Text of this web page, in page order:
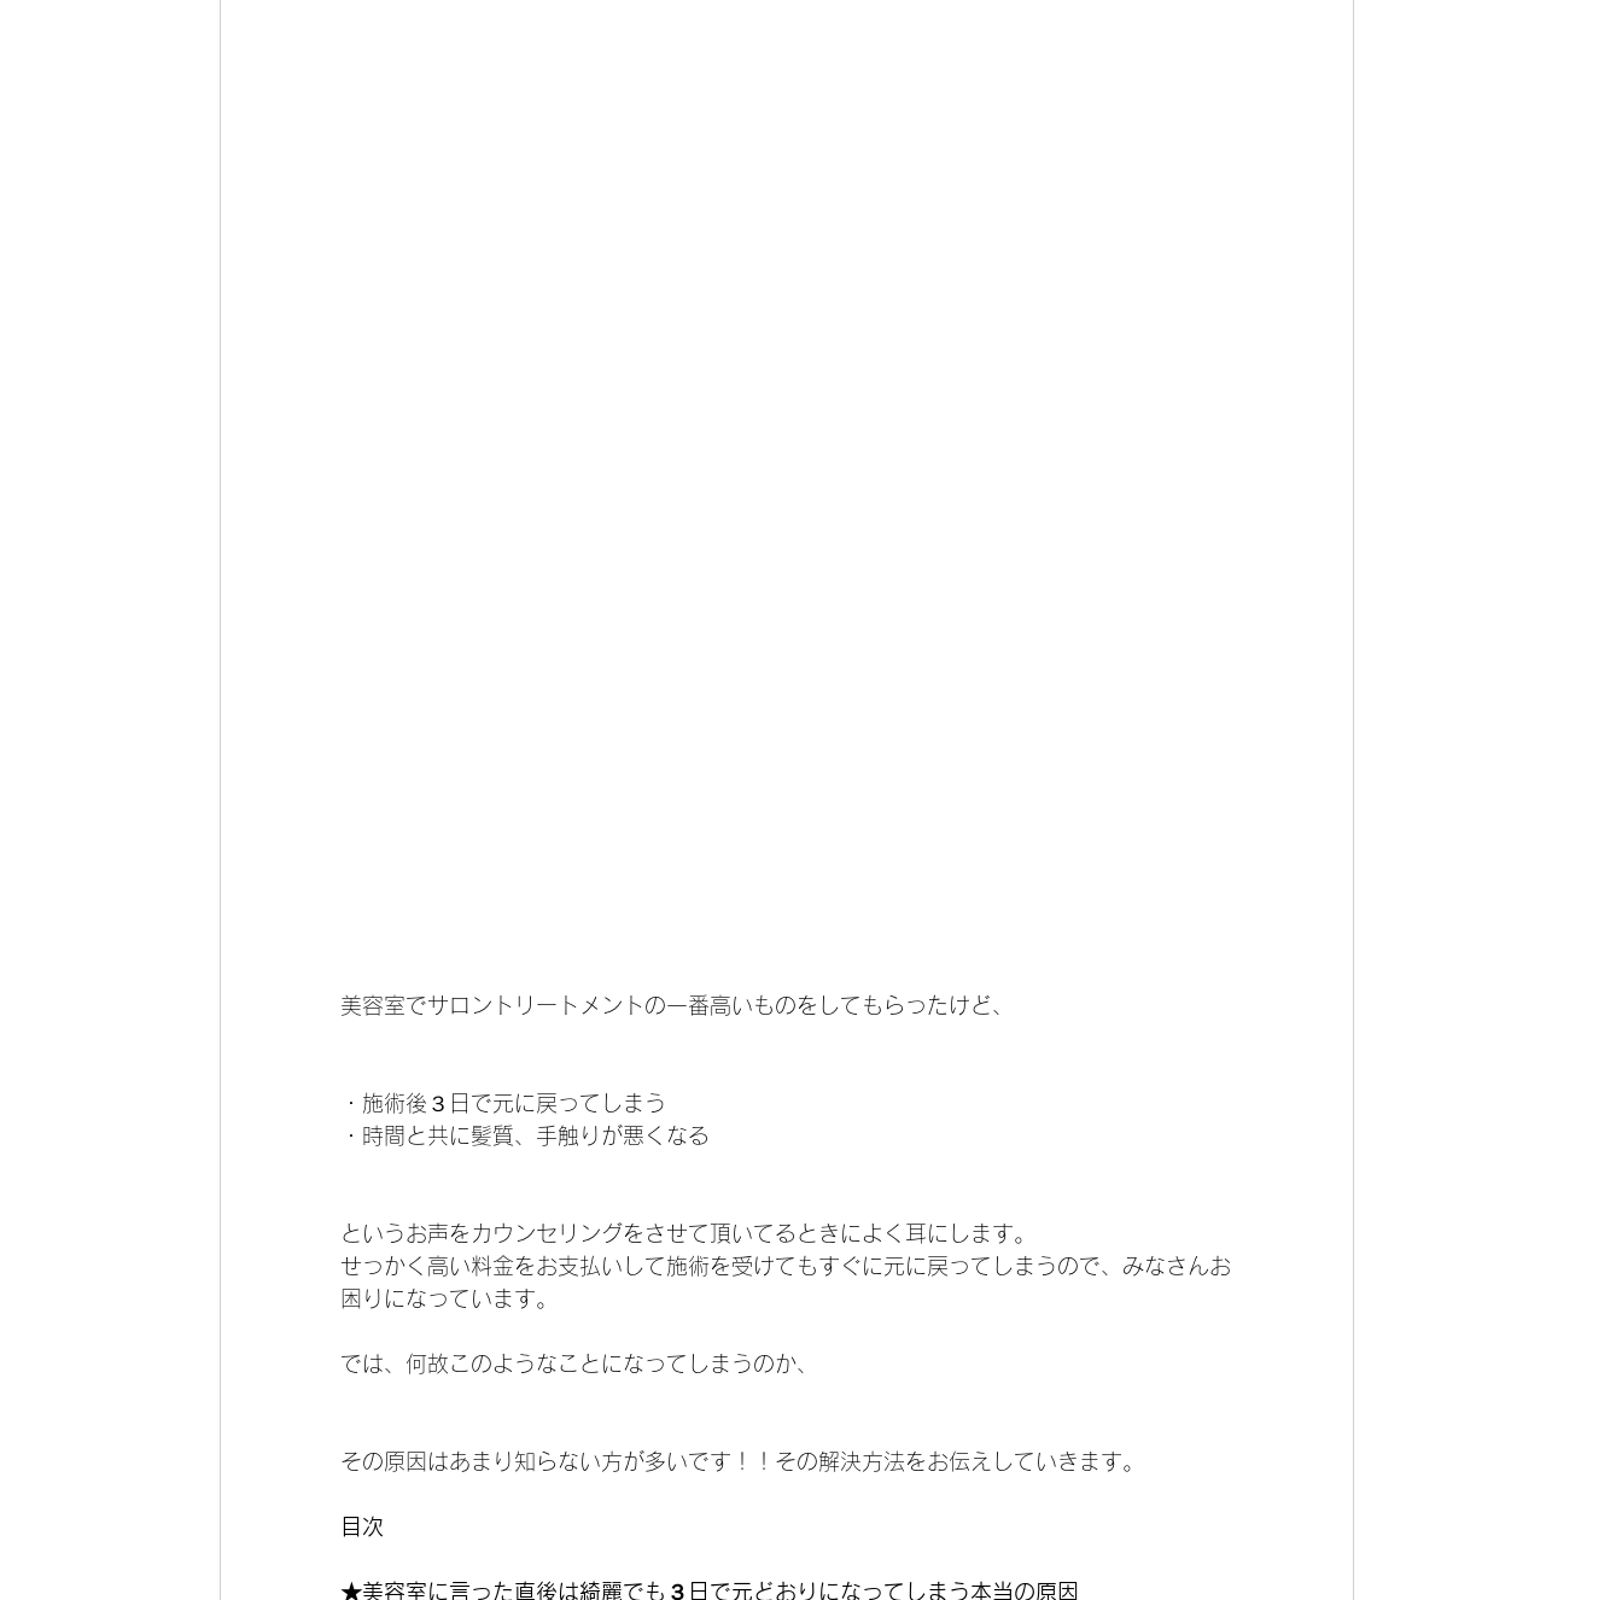
美容室でサロントリートメントの一番高いものをしてもらったけど、
・施術後３日で元に戻ってしまう
・時間と共に髪質、手触りが悪くなる
というお声をカウンセリングをさせて頂いてるときによく耳にします。
せっかく高い料金をお支払いして施術を受けてもすぐに元に戻ってしまうので、みなさんお
困りになっています。
では、何故このようなことになってしまうのか、
その原因はあまり知らない方が多いです！！その解決方法をお伝えしていきます。
目次
★美容室に言った直後は綺麗でも３日で元どおりになってしまう本当の原因